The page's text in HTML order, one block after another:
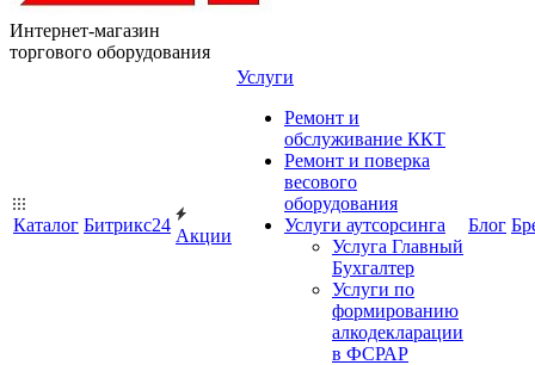
Интернет-магазин
торгового оборудования
Каталог Битрикс24
Акции
Услуги
Ремонт и
обслуживание ККТ
Ремонт и поверка
весового
оборудования
Услуги аутсорсинга
Услуга Главный
Бухгалтер
Услуги по
формированию
алкодекларации
в ФСРАР
Блог